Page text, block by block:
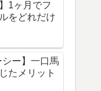
1ヶ月でフ
をどれだけ
シー】一口馬
たメリット